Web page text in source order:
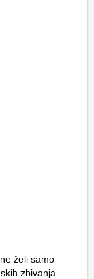
želi samo
zbivanja.